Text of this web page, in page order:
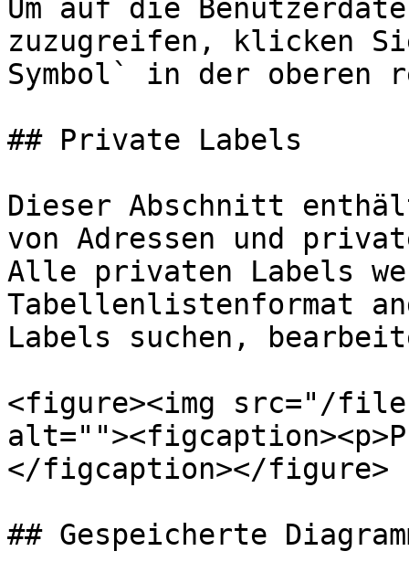
Um auf die
zuzugreifen, klicken
Symbol` in der oberen
## Private Labels
Dieser Abschnitt
von Adressen und
Alle privaten Labels
Tabellenlistenformat
Labels suchen,
<figure><img src="/
</figcaption></figure>
## Gespeicherte